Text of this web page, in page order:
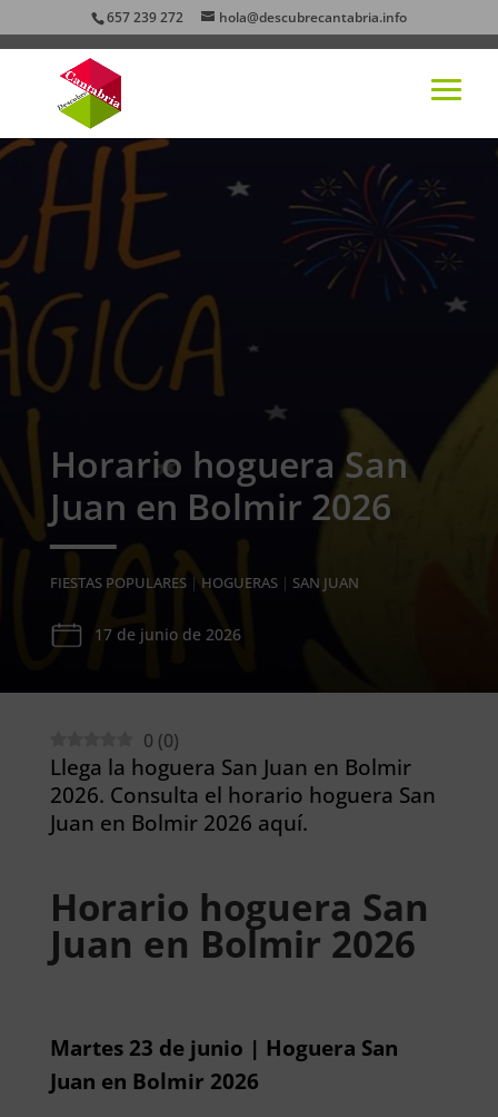
657 239 272 hola@descubrecantabria.info
Horario hoguera San
Juan en Bolmir 2026
FIESTAS POPULARES| HOGUERAS| SAN JUAN
17 de junio de 2026
0 (0)
Llega la hoguera San Juan en Bolmir
2026. Consulta el horario hoguera San
Juan en Bolmir 2026 aquí.
Horario hoguera San
Juan en Bolmir 2026
Martes 23 de junio | Hoguera San
Juan en Bolmir 2026